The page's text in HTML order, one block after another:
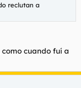
reclutan a
cuando fuí a